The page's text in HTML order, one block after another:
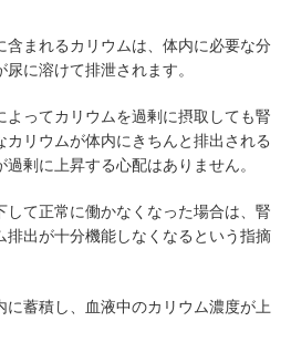
含まれるカリウムは、体内に必要な分
に溶けて排泄されます。
ってカリウムを過剰に摂取しても腎
リウムが体内にきちんと排出される
剰に上昇する心配はありません。
して正常に働かなくなった場合は、腎
排出が十分機能しなくなるという指摘
に蓄積し、血液中のカリウム濃度が上